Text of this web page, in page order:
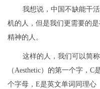
我想说，中国不缺能干
机的人，但是我们更需要的
精神的人。
这样的人，我们可以简
（Aesthetic）的第一个字，
个字母，E是英文单词同理心